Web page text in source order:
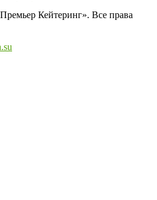
Кейтеринг». Все права